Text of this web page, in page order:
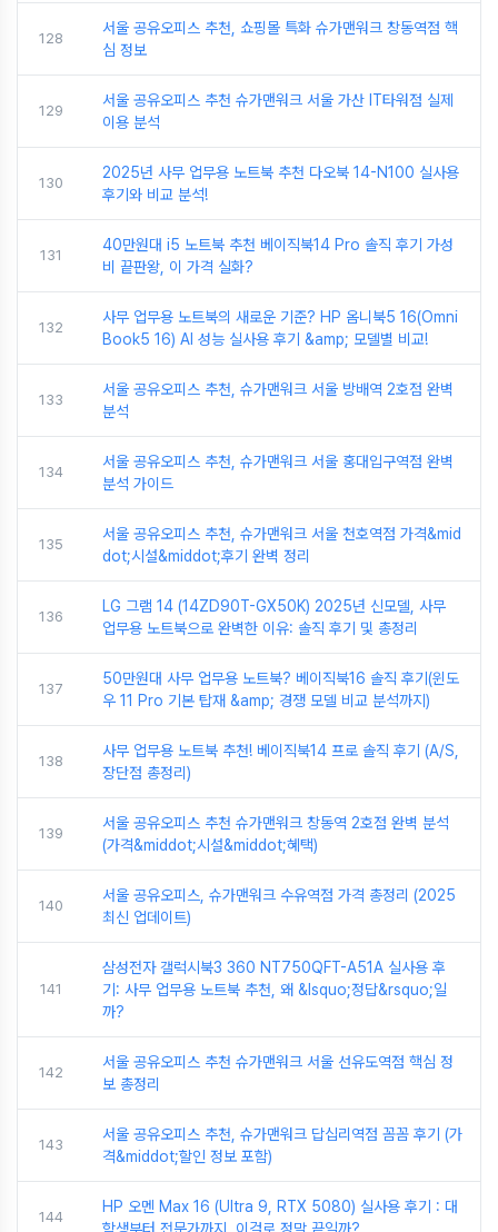
128
서울 공유오피스 추천, 쇼핑몰 특화 슈가맨워크 창동역점 핵
심 정보
129
서울 공유오피스 추천 슈가맨워크 서울 가산 IT타워점 실제
이용 분석
130
2025년 사무 업무용 노트북 추천 다오북 14-N100 실사용
후기와 비교 분석!
131
40만원대 i5 노트북 추천 베이직북14 Pro 솔직 후기 가성
비 끝판왕, 이 가격 실화?
132
사무 업무용 노트북의 새로운 기준? HP 옴니북5 16(Omni
Book5 16) AI 성능 실사용 후기 &amp; 모델별 비교!
133
서울 공유오피스 추천, 슈가맨워크 서울 방배역 2호점 완벽
분석
134
서울 공유오피스 추천, 슈가맨워크 서울 홍대입구역점 완벽
분석 가이드
135
서울 공유오피스 추천, 슈가맨워크 서울 천호역점 가격&mid
dot;시설&middot;후기 완벽 정리
136
LG 그램 14 (14ZD90T-GX50K) 2025년 신모델, 사무
업무용 노트북으로 완벽한 이유: 솔직 후기 및 총정리
137
50만원대 사무 업무용 노트북? 베이직북16 솔직 후기(윈도
우 11 Pro 기본 탑재 &amp; 경쟁 모델 비교 분석까지)
138
사무 업무용 노트북 추천! 베이직북14 프로 솔직 후기 (A/S,
장단점 총정리)
139
서울 공유오피스 추천 슈가맨워크 창동역 2호점 완벽 분석
(가격&middot;시설&middot;혜택)
140
서울 공유오피스, 슈가맨워크 수유역점 가격 총정리 (2025
최신 업데이트)
141
삼성전자 갤럭시북3 360 NT750QFT-A51A 실사용 후
기: 사무 업무용 노트북 추천, 왜 &lsquo;정답&rsquo;일
까?
142
서울 공유오피스 추천 슈가맨워크 서울 선유도역점 핵심 정
보 총정리
143
서울 공유오피스 추천, 슈가맨워크 답십리역점 꼼꼼 후기 (가
격&middot;할인 정보 포함)
144
HP 오멘 Max 16 (Ultra 9, RTX 5080) 실사용 후기 : 대